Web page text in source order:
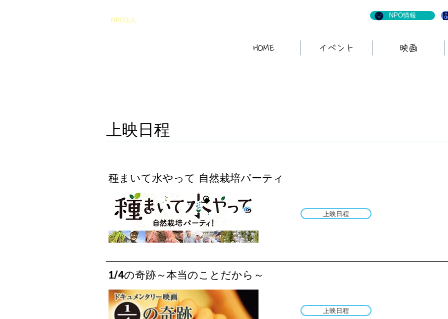
​NPO法人
NPO情報
HOME イベント 映画
​上映日程
種まいて水やって 自然栽培パーティ
上映日程
1/4の奇跡～本当のことだから～
上映日程